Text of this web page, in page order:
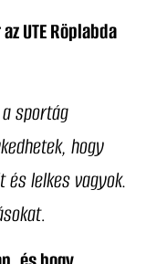
UTE Röplabda
sportág
hogy
és lelkes vagyok.
.